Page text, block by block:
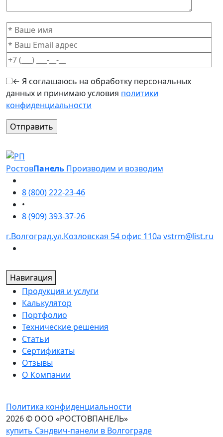
← Я соглашаюсь на обработку персональных
данных и принимаю условия политики
конфиденциальности
Оставьте это поле пустым.
РостовПанель Производим и возводим
8 (800) 222-23-46
•
8 (909) 393-37-26
г.Волгоград,ул.Козловская 54 офис 110а vstrm@list.ru
Навигация
Продукция и услуги
Калькулятор
Портфолио
Технические решения
Статьи
Сертификаты
Отзывы
О Компании
2026 © ООО «РОСТОВПАНЕЛЬ»
купить Сэндвич-панели в Волгограде
Политика конфиденциальности